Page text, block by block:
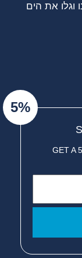
וגלו את הים
5%
& GET